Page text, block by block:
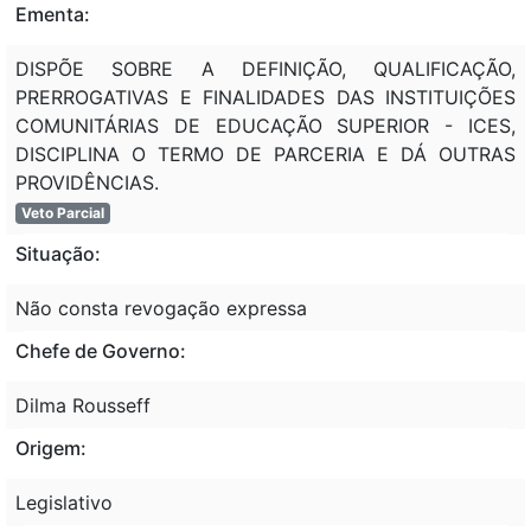
Ementa:
DISPÕE SOBRE A DEFINIÇÃO, QUALIFICAÇÃO,
PRERROGATIVAS E FINALIDADES DAS INSTITUIÇÕES
COMUNITÁRIAS DE EDUCAÇÃO SUPERIOR - ICES,
DISCIPLINA O TERMO DE PARCERIA E DÁ OUTRAS
PROVIDÊNCIAS.
Veto Parcial
Situação:
Não consta revogação expressa
Chefe de Governo:
Dilma Rousseff
Origem:
Legislativo